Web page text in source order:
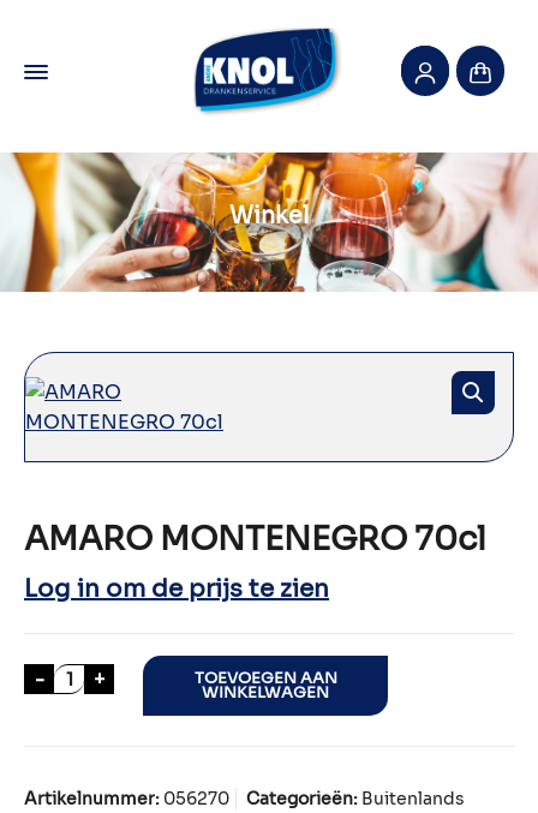
Winkel
AMARO MONTENEGRO 70cl
Log in om de prijs te zien
- AMARO MONTENEGRO 70cl aantal
+ TOEVOEGEN AAN
WINKELWAGEN
Artikelnummer: 056270 Categorieën: Buitenlands